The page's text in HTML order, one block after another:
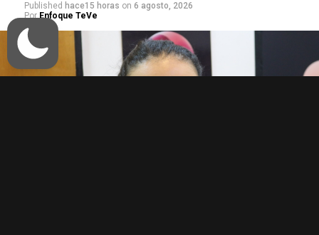
Published hace15 horas on 6 agosto, 2026
Por Enfoque TeVe